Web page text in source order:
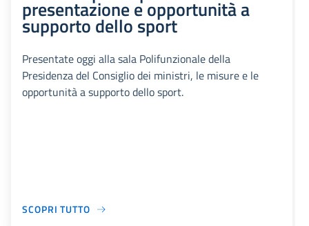
presentazione e opportunità a
supporto dello sport
Presentate oggi alla sala Polifunzionale della
Presidenza del Consiglio dei ministri, le misure e le
opportunità a supporto dello sport.
SCOPRI TUTTO